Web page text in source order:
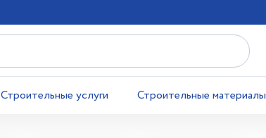
Строительные услуги Строительные материалы